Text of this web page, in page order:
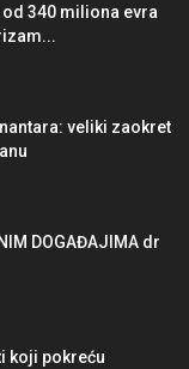
od 340 miliona evra
veliki zaokret
DOGAĐAJIMA dr
koji pokreću